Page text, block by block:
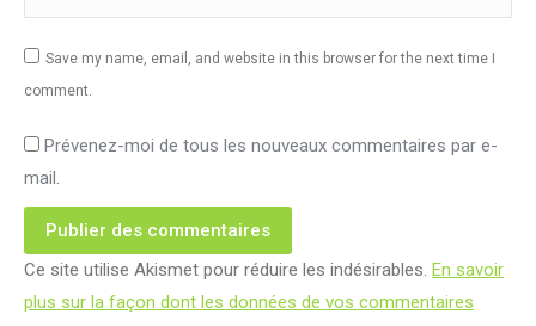
Save my name, email, and website in this browser for the next time I
comment.
Prévenez-moi de tous les nouveaux commentaires par e-
mail.
Publier des commentaires
Ce site utilise Akismet pour réduire les indésirables. En savoir
plus sur la façon dont les données de vos commentaires